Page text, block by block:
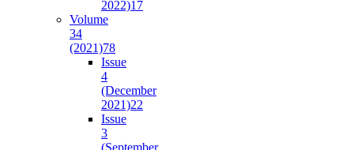
2022)17
Volume
34
(2021)78
Issue
4
(December
2021)22
Issue
3
(September